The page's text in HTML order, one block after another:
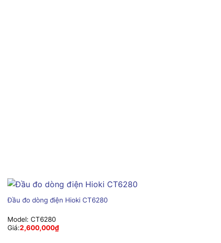
Đầu đo dòng điện Hioki CT6280
Model: CT6280
Giá:2,600,000₫